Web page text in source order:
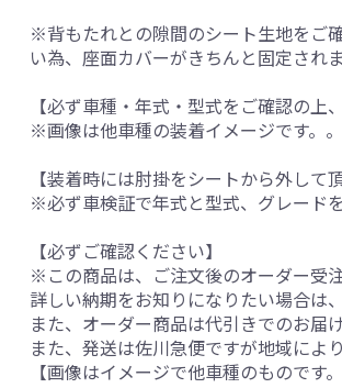
※背もたれとの隙間のシート生地をご
い為、座面カバーがきちんと固定されま
【必ず車種・年式・型式をご確認の上
※画像は他車種の装着イメージです。。
【装着時には肘掛をシートから外し
※必ず車検証で年式と型式、グレード
【必ずご確認ください】
※この商品は、ご注文後のオーダー受
詳しい納期をお知りになりたい場合は
また、オーダー商品は代引きでのお届
また、発送は佐川急便ですが地域によ
【画像はイメージで他車種のものです